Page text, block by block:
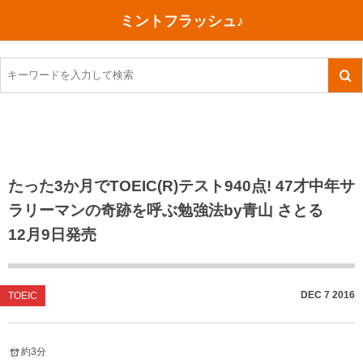
ミントフラッシュ♪
たった3か月でTOEIC(R)テスト940点! 47才中年サ
ラリーマンの奇跡を呼ぶ勉強法by青山 さとる
12月9日発売
TOEIC DEC 7 2016
約3分
TOEIC感想・結果
TOEIC800点への道
TOEIC700点への道
英単語
今日買った本
ご朱印帳めぐり
川越（埼玉県）
神戸
行ってきたあれこれ
ファスティング
コスメ
健康あれこれ
美容あれこれ
食べ物
今日の一枚